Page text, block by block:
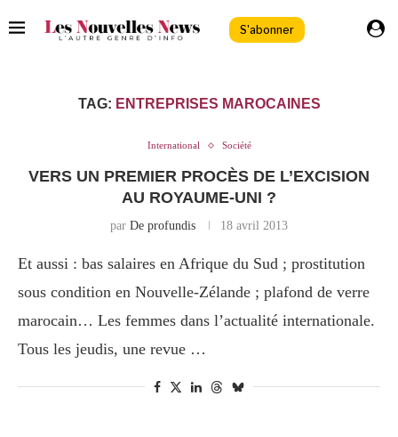
S'abonner
TAG: ENTREPRISES MAROCAINES
International Société
VERS UN PREMIER PROCÈS DE L’EXCISION
AU ROYAUME-UNI ?
par De profundis 18 avril 2013
Et aussi : bas salaires en Afrique du Sud ; prostitution
sous condition en Nouvelle-Zélande ; plafond de verre
marocain… Les femmes dans l’actualité internationale.
Tous les jeudis, une revue …